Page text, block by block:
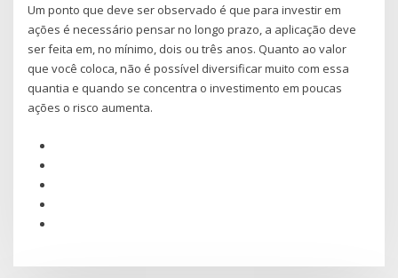
Um ponto que deve ser observado é que para investir em
ações é necessário pensar no longo prazo, a aplicação deve
ser feita em, no mínimo, dois ou três anos. Quanto ao valor
que você coloca, não é possível diversificar muito com essa
quantia e quando se concentra o investimento em poucas
ações o risco aumenta.